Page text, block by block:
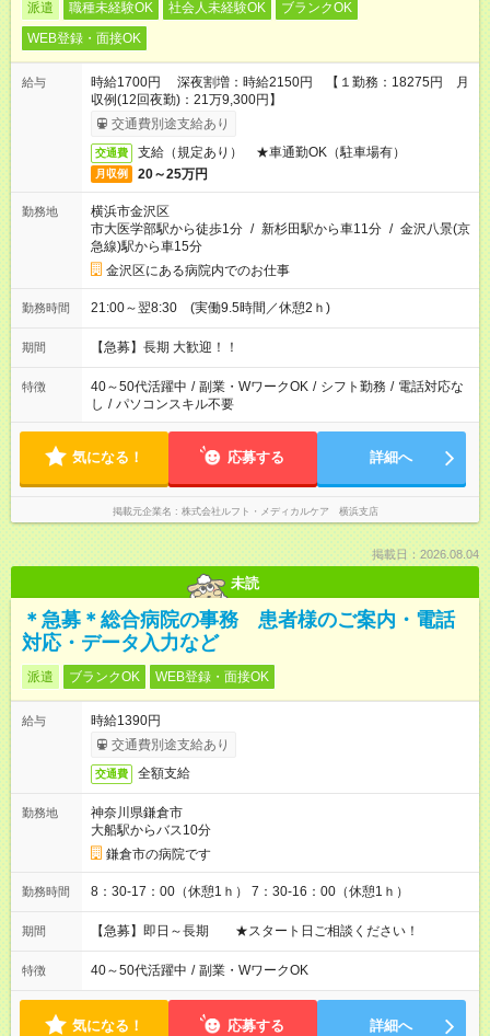
派遣 職種未経験OK 社会人未経験OK
ブランクOK
WEB登録・面接OK
給与
時給1700円 深夜割増：時給2150円 【１勤務：18275円 月
収例(12回夜勤)：21万9,300円】
交通費別途支給あり
交通費 支給（規定あり） ★車通勤OK（駐車場有）
月収例 20～25万円
勤務地
横浜市金沢区
市大医学部駅から徒歩1分 / 新杉田駅から車11分 / 金沢八景(京
急線)駅から車15分
金沢区にある病院内でのお仕事
勤務時間 21:00～翌8:30 (実働9.5時間／休憩2ｈ)
期間 【急募】長期 大歓迎！！
特徴 40～50代活躍中 / 副業・WワークOK / シフト勤務 / 電話対応な
し / パソコンスキル不要
気になる！ 応募する 詳細へ
掲載元企業名 株式会社ルフト・メディカルケア 横浜支店
掲載日：2026.08.04
未読
＊急募＊総合病院の事務 患者様のご案内・電話
対応・データ入力など
派遣 ブランクOK WEB登録・面接OK
給与
時給1390円
交通費別途支給あり
交通費 全額支給
勤務地
神奈川県鎌倉市
大船駅からバス10分
鎌倉市の病院です
勤務時間 8：30-17：00（休憩1ｈ） 7：30-16：00（休憩1ｈ）
期間 【急募】即日～長期 ★スタート日ご相談ください！
特徴 40～50代活躍中 / 副業・WワークOK
気になる！ 応募する 詳細へ